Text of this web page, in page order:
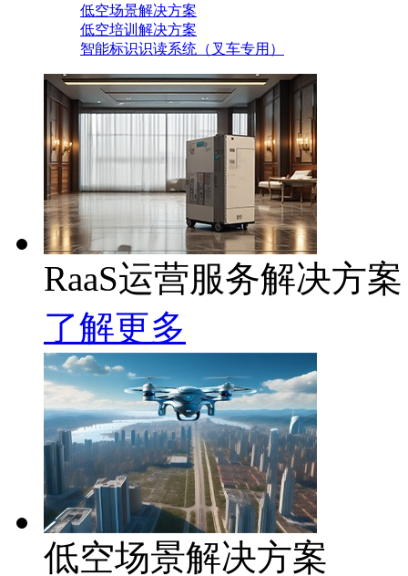
低空场景解决方案
低空培训解决方案
智能标识识读系统（叉车专用）
RaaS运营服务解决方案
了解更多
低空场景解决方案